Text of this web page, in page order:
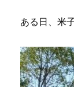
ある日、米